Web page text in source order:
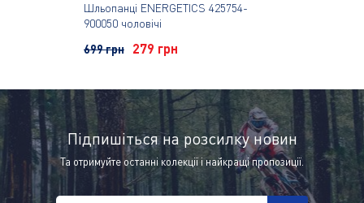
Шльопанці ENERGETICS 425754-
900050 чоловічі
699 грн
279 грн
Підпишіться на розсилку новин
Та отримуйте останні колекції і найкращі пропозиції.